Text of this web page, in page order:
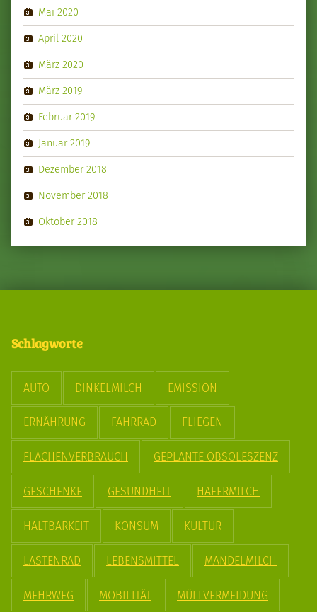
Mai 2020
April 2020
März 2020
März 2019
Februar 2019
Januar 2019
Dezember 2018
November 2018
Oktober 2018
Schlagworte
AUTO DINKELMILCH EMISSION
ERNÄHRUNG FAHRRAD FLIEGEN
FLÄCHENVERBRAUCH GEPLANTE OBSOLESZENZ
GESCHENKE GESUNDHEIT HAFERMILCH
HALTBARKEIT KONSUM KULTUR
LASTENRAD LEBENSMITTEL MANDELMILCH
MEHRWEG MOBILITÄT MÜLLVERMEIDUNG